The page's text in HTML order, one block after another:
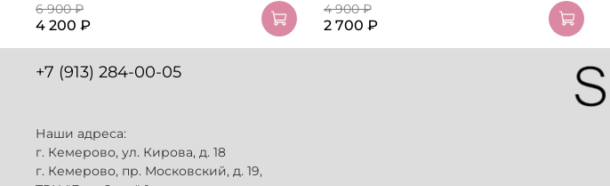
6 900 ₽
4 200 ₽
4 900 ₽
2 700 ₽
+7 (913) 284-00-05
Наши адреса:
г. Кемерово, ул. Кирова, д. 18
г. Кемерово, пр. Московский, д. 19,